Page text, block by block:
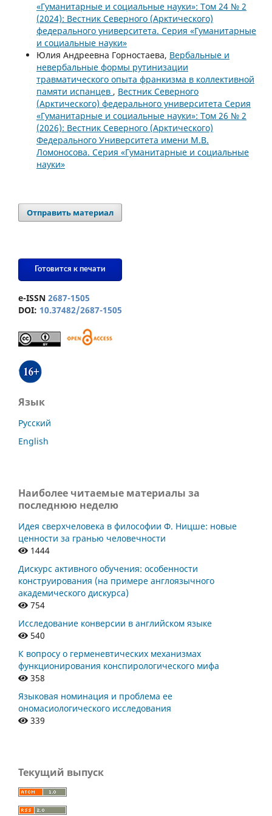
«Гуманитарные и социальные науки»: Том 24 № 2
(2024): Вестник Северного (Арктического)
федерального университета. Серия «Гуманитарные
и социальные науки»
Юлия Андреевна Горностаева, Вербальные и
невербальные формы рутинизации
травматического опыта франкизма в коллективной
памяти испанцев , Вестник Северного
(Арктического) федерального университета Серия
«Гуманитарные и социальные науки»: Том 26 № 2
(2026): Вестник Северного (Арктического)
Федерального Университета имени М.В.
Ломоносова. Серия «Гуманитарные и социальные
науки»
Отправить материал
Готовится к печати
e-ISSN 2687-1505
DOI: 10.37482/2687-1505
Язык
Русский
English
Наиболее читаемые материалы за
последнюю неделю
Идея сверхчеловека в философии Ф. Ницше: новые
ценности за гранью человечности
1444
Дискурс активного обучения: особенности
конструирования (на примере англоязычного
академического дискурса)
754
Исследование конверсии в английском языке
540
К вопросу о герменевтических механизмах
функционирования конспирологического мифа
358
Языковая номинация и проблема ее
ономасиологического исследования
339
Текущий выпуск